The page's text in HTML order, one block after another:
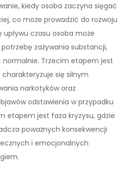
kiedy osoba zaczyna sięgać
co może prowadzić do rozwoju
czasu osoba może
zażywania substancji,
Trzecim etapem jest
charakteryzuje się silnym
narkotyków oraz
odstawienia w przypadku
etapem jest faza kryzysu, gdzie
poważnych konsekwencji
i emocjonalnych